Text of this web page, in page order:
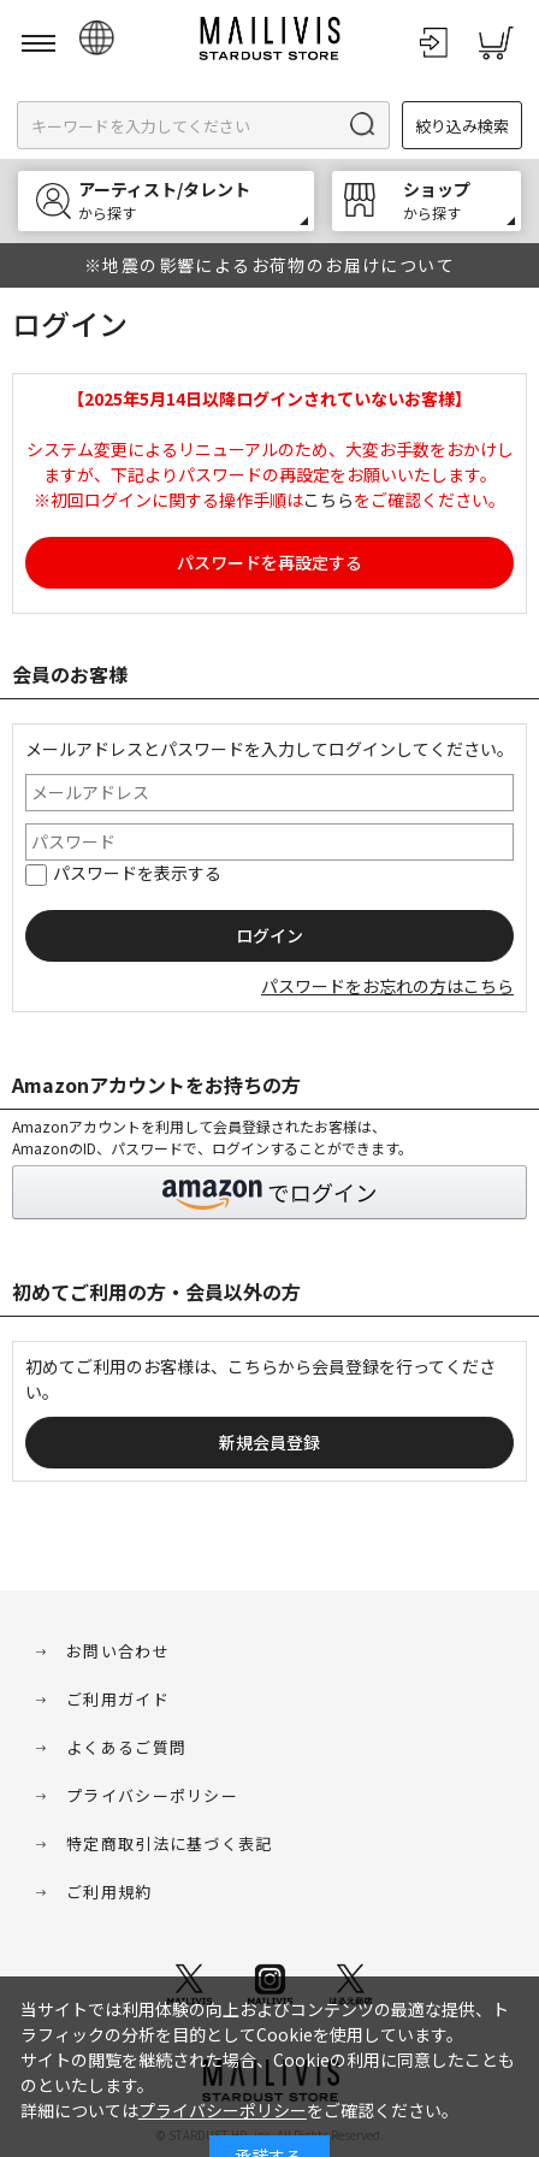
English
한국어
中文
絞り込み検索
アーティスト/タレント
から探す
ショップ
から探す
※地震の影響によるお荷物のお届けについて
ログイン
【2025年5月14日以降ログインされていないお客様】
システム変更によるリニューアルのため、大変お手数をおかけし
ますが、下記よりパスワードの再設定をお願いいたします。
※初回ログインに関する操作手順はこちらをご確認ください。
パスワードを再設定する
会員のお客様
メールアドレスとパスワードを入力してログインしてください。
パスワードを表示する
パスワードをお忘れの方はこちら
Amazonアカウントをお持ちの方
Amazonアカウントを利用して会員登録されたお客様は、
AmazonのID、パスワードで、ログインすることができます。
初めてご利用の方・会員以外の方
初めてご利用のお客様は、こちらから会員登録を行ってくださ
い。
お問い合わせ
ご利用ガイド
よくあるご質問
プライバシーポリシー
特定商取引法に基づく表記
ご利用規約
© STARDUST HD. inc. All Rights Reserved.
当サイトでは利用体験の向上およびコンテンツの最適な提供、ト
ラフィックの分析を目的としてCookieを使用しています。
サイトの閲覧を継続された場合、Cookieの利用に同意したことも
のといたします。
詳細についてはプライバシーポリシーをご確認ください。